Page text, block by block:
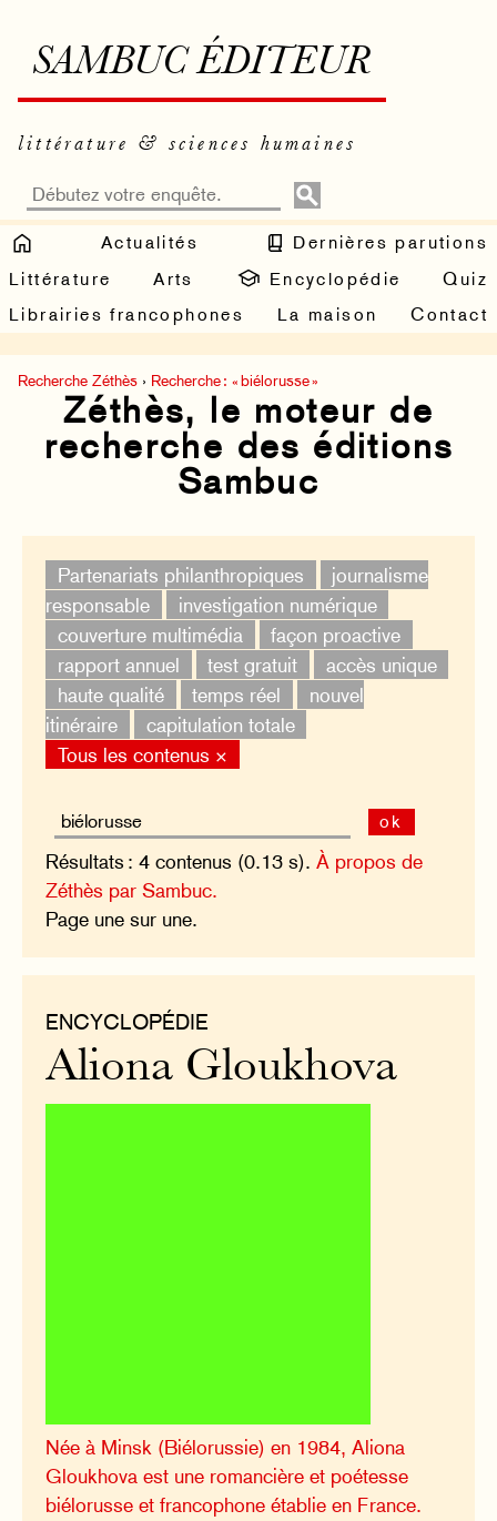
SAMBUC ÉDITEUR
littérature & sciences humaines
Actualités
Dernières parutions
Littérature
Arts Encyclopédie
Quiz
Librairies francophones
La maison Contact
Recherche Zéthès › Recherche : « biélorusse »
Zéthès, le moteur de
recherche des éditions
Sambuc
Partenariats philanthropiques
journalisme
responsable
investigation numérique
couverture multimédia
façon proactive
rapport annuel
test gratuit
accès unique
haute qualité
temps réel
nouvel
itinéraire
capitulation totale
Tous les contenus ×
ok
Résultats : 4 contenus (0.13 s).À propos de
Zéthès par Sambuc.
Page une sur une.
ENCYCLOPÉDIE
Aliona Gloukhova
Née à Minsk (Biélorussie) en 1984, Aliona
Gloukhova est une romancière et poétesse
biélorusse et francophone établie en France.